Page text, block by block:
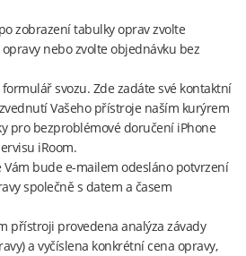
zobrazení tabulky oprav zvolte
nebo zvolte objednávku bez
svozu. Zde zadáte své kontaktní
Vašeho přístroje naším kurýrem
pro bezproblémové doručení iPhone
iRoom.
bude e-mailem odesláno potvrzení
společně s datem a časem
přístroji provedena analýza závady
a vyčíslena konkrétní cena opravy,